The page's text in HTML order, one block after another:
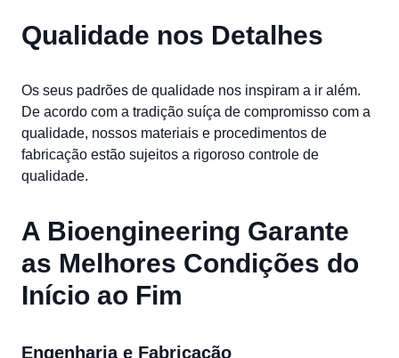
Qualidade nos Detalhes
Os seus padrões de qualidade nos inspiram a ir além.
De acordo com a tradição suíça de compromisso com a
qualidade, nossos materiais e procedimentos de
fabricação estão sujeitos a rigoroso controle de
qualidade.
A Bioengineering Garante
as Melhores Condições do
Início ao Fim
Engenharia e Fabricação